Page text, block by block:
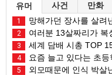
유머 사건 만화
1 망해가던 장사를 살려낸
2 여러분 13살짜리가 복
3 세계 담배 시총 TOP
4 요즘 늘고 있다는 초
5 외모때문에 인식 박살